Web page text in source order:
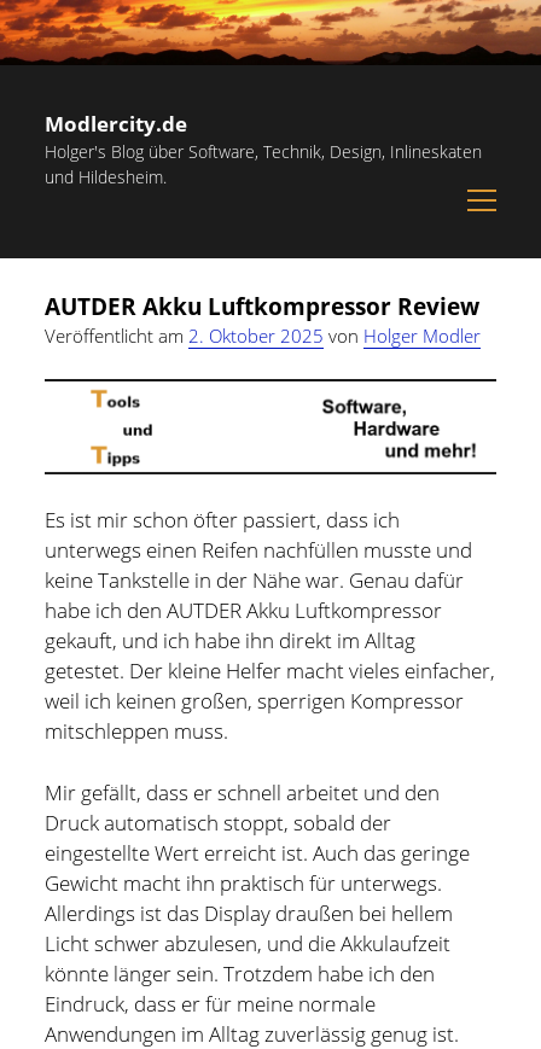
Modlercity.de
Holger's Blog über Software, Technik, Design, Inlineskaten
und Hildesheim.
open
menu
Startseite
Inlineskaten in Hildesheim
Papiervorlagen – Hilfreiche Vorlagen zum Ausdrucken
Kostenlose Illustrationen und Grafiken
Notdienst-Rufnummern für Hildesheim
Kontakt
twitterfacebooklinkedinpinterestyoutube
rss
email-
form
paypal
Suchen
Kategorien
Persönliches(22)
Hildesheim(101)
Infos und Know How(152)
Besondere Orte(48)
Bücher und Magazine(15)
Selbstmanagement (28)
Technik (9)
Tools und Tipps(61)
Inlineskaten
(103)
Wer schreibt hier?
AUTDER Akku Luftkompressor Review
Veröffentlicht am 2. Oktober 2025 von Holger Modler
Es ist mir schon öfter passiert, dass ich
unterwegs einen Reifen nachfüllen musste und
keine Tankstelle in der Nähe war. Genau dafür
habe ich den AUTDER Akku Luftkompressor
gekauft, und ich habe ihn direkt im Alltag
getestet. Der kleine Helfer macht vieles einfacher,
weil ich keinen großen, sperrigen Kompressor
mitschleppen muss.
Mir gefällt, dass er schnell arbeitet und den
Druck automatisch stoppt, sobald der
eingestellte Wert erreicht ist. Auch das geringe
Gewicht macht ihn praktisch für unterwegs.
Allerdings ist das Display draußen bei hellem
Licht schwer abzulesen, und die Akkulaufzeit
könnte länger sein. Trotzdem habe ich den
Eindruck, dass er für meine normale
Anwendungen im Alltag zuverlässig genug ist.